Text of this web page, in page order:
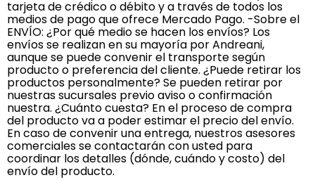
tarjeta de crédico o débito y a través de todos los
medios de pago que ofrece Mercado Pago. -Sobre el
ENVÍO: ¿Por qué medio se hacen los envíos? Los
envíos se realizan en su mayoría por Andreani,
aunque se puede convenir el transporte según
producto o preferencia del cliente. ¿Puede retirar los
productos personalmente? Se pueden retirar por
nuestras sucursales previo aviso o confirmación
nuestra. ¿Cuánto cuesta? En el proceso de compra
del producto va a poder estimar el precio del envío.
En caso de convenir una entrega, nuestros asesores
comerciales se contactarán con usted para
coordinar los detalles (dónde, cuándo y costo) del
envío del producto.